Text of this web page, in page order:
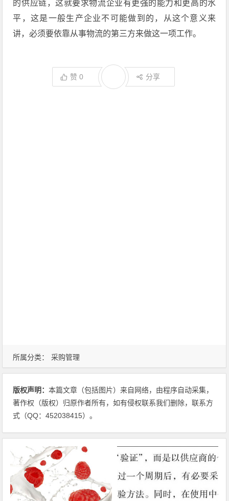
的供应链，这就要求物流企业有更强的能力和更高的水
平，这是一般生产企业不可能做到的，从这个意义来
讲，必须要依靠从事物流的第三方来做这一项工作。
赞0 分享
所属分类： 采购管理
版权声明：本篇文章（包括图片）来自网络，由程序自动采集，
著作权（版权）归原作者所有，如有侵权联系我们删除，联系方
式（QQ：452038415）。